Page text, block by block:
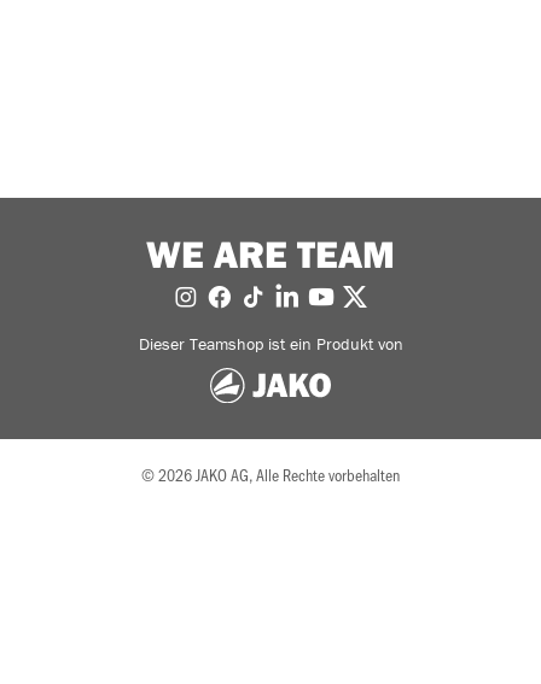
WE ARE TEAM
Dieser Teamshop ist ein Produkt von
© 2026 JAKO AG, Alle Rechte vorbehalten